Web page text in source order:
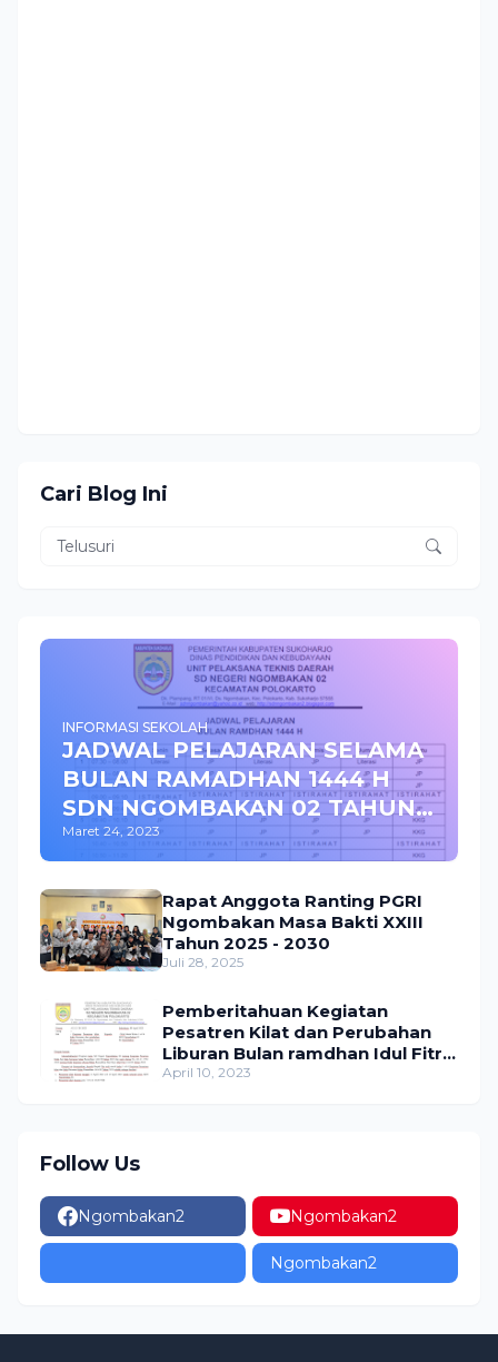
Cari Blog Ini
INFORMASI SEKOLAH
JADWAL PELAJARAN SELAMA
BULAN RAMADHAN 1444 H
SDN NGOMBAKAN 02 TAHUN
2023
Maret 24, 2023
Rapat Anggota Ranting PGRI
Ngombakan Masa Bakti XXIII
Tahun 2025 - 2030
Juli 28, 2025
Pemberitahuan Kegiatan
Pesatren Kilat dan Perubahan
Liburan Bulan ramdhan Idul Fitri
1444 H tahun 2023 SDN
April 10, 2023
Follow Us
Ngombakan2 Ngombakan2
Ngombakan2